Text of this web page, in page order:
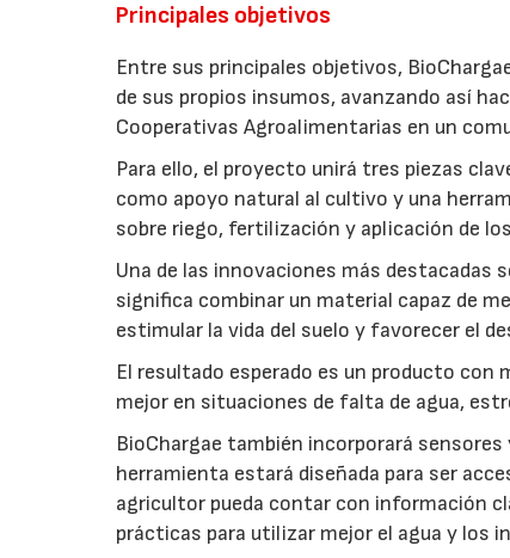
Principales objetivos
Entre sus principales objetivos,
de sus propios insumos, avanzando así
Cooperativas Agroalimentarias en un
Para ello, el proyecto unirá tres piezas
como apoyo natural al cultivo y una
sobre riego, fertilización y aplicación de
Una de las innovaciones más destacadas
significa combinar un material capaz de
estimular la vida del suelo y favorecer el
El resultado esperado es un producto
mejor en situaciones de falta de agua,
BioChargae también incorporará
herramienta estará diseñada para ser
agricultor pueda contar con información
prácticas para utilizar mejor el agua y los